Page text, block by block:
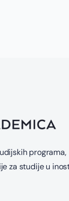
programa,
za studije u